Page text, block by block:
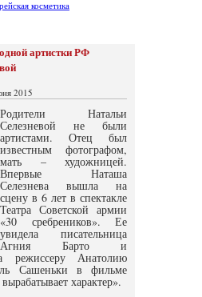
артистки РФ
2015
Родители Натальи
Селезневой не были
артистами. Отец был
известным фотографом,
мать – художницей.
Впервые Наташа
Селезнева вышла на
сцену в 6 лет в спектакле
Театра Советской армии
«30 сребреников». Ее
увидела писательница
Агния Барто и
режиссеру Анатолию
Сашеньки в фильме
характер».